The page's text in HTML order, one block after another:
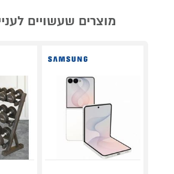
מוצרים שעשויים